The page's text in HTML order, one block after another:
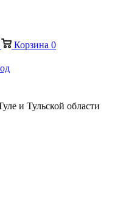
Корзина 0
и Тульской области